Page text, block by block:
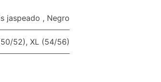
jaspeado , Negro
52), XL (54/56)